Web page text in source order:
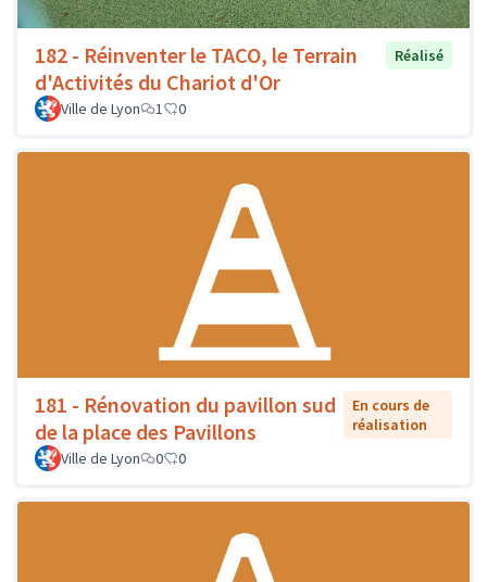
182 - Réinventer le TACO, le Terrain
d'Activités du Chariot d'Or
Réalisé
Ville de Lyon 1 0
181 - Rénovation du pavillon sud
de la place des Pavillons
En cours de
réalisation
Ville de Lyon
0 0